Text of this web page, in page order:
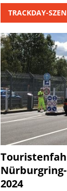
TRACKDAY-
2024